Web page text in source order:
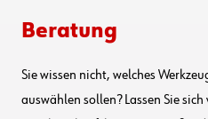
Beratung
Sie wissen nicht, welches
auswählen sollen? Lassen Sie